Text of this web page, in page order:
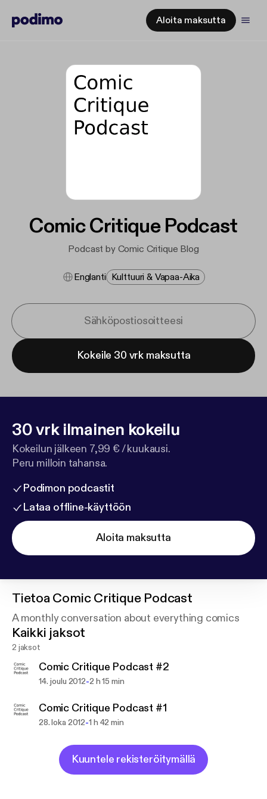
Aloita maksutta
Comic Critique Podcast
Podcast by Comic Critique Blog
Englanti Kulttuuri & Vapaa-Aika
Kokeile 30 vrk maksutta
30 vrk ilmainen kokeilu
Kokeilun jälkeen 7,99 € / kuukausi.
Peru milloin tahansa.
Podimon podcastit
Lataa offline-käyttöön
Aloita maksutta
Tietoa Comic Critique Podcast
A monthly conversation about everything comics
Kaikki jaksot
2 jaksot
Comic Critique Podcast #2
14. joulu 2012-2 h 15 min
Comic Critique Podcast #1
28. loka 2012-1 h 42 min
Kuuntele rekisteröitymällä